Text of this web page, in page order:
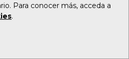
Para conocer más, acceda a
.